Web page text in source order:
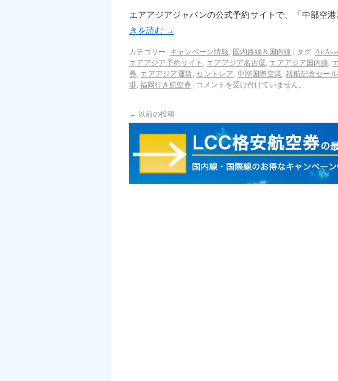
エアアジアジャパンの公式予約サイトで、「中部空
きを読む →
カテゴリー: キャンペーン情報, 国内路線＆国内線 タグ: AirAsia
エアアジア予約サイト , エアアジア名古屋, エアアジア国内線,
券, エアアジア運賃, セントレア, 中部国際空港,就航記念セール
港, 福岡行き航空券 コメントを受け付けていません。
← 以前の投稿